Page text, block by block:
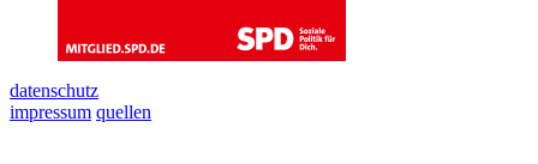
datenschutz
impressum quellen